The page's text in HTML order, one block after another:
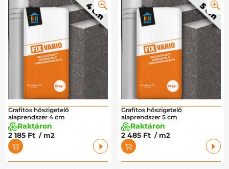
Grafitos hőszigetelő
alaprendszer 4 cm
Raktáron
2 185 Ft / m2
Grafitos hőszigetelő
alaprendszer 5 cm
Raktáron
2 485 Ft / m2